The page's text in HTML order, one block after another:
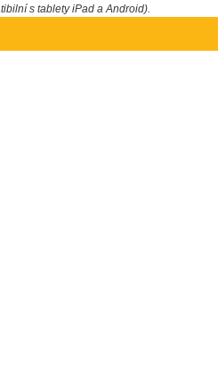
s tablety iPad a Android).